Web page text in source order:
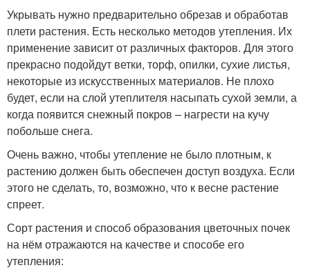
Укрывать нужно предварительно обрезав и обработав
плети растения. Есть несколько методов утепления. Их
применение зависит от различных факторов. Для этого
прекрасно подойдут ветки, торф, опилки, сухие листья,
некоторые из искусственных материалов. Не плохо
будет, если на слой утеплителя насыпать сухой земли, а
когда появится снежный покров – нагрести на кучу
побольше снега.
Очень важно, чтобы утепление не было плотным, к
растению должен быть обеспечен доступ воздуха. Если
этого не сделать, то, возможно, что к весне растение
спреет.
Сорт растения и способ образования цветочных почек
на нём отражаются на качестве и способе его
утепления: